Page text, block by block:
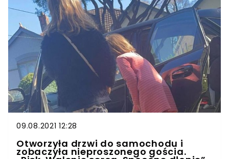
09.08.2021 12:28
Otworzyła drzwi do samochodu i
zobaczyła nieproszonego gościa.